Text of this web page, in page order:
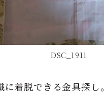
DSC_1911
に着脱できる金具探し。